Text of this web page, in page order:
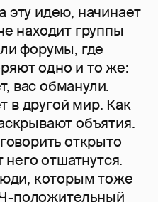
эту идею, начинает
находит группы
форумы, где
одно и то же:
вас обманули.
в другой мир. Как
объятия.
открыто
него отшатнутся.
которым тоже
положительный